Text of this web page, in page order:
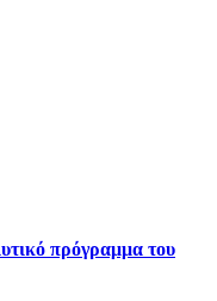
πρόγραμμα του